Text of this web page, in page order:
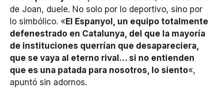
de Joan, duele. No solo por lo deportivo, sino por
lo simbólico. «El Espanyol, un equipo totalmente
defenestrado en Catalunya, del que la mayoría
de instituciones querrían que desapareciera,
que se vaya al eterno rival… si no entienden
que es una patada para nosotros, lo siento«,
apuntó sin adornos.